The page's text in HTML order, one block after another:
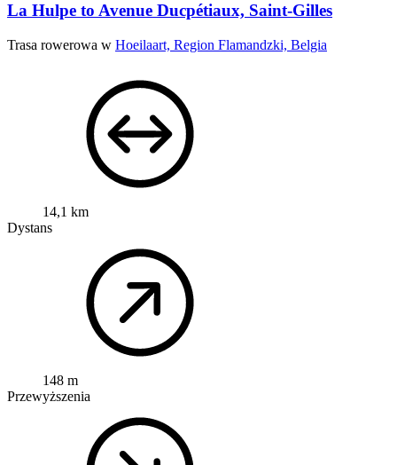
La Hulpe to Avenue Ducpétiaux, Saint-Gilles
Trasa rowerowa w Hoeilaart, Region Flamandzki, Belgia
14,1 km
Dystans
148 m
Przewyższenia